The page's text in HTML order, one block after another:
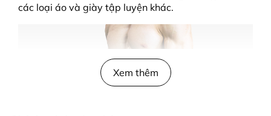
các loại áo và giày tập luyện khác.
Xem thêm